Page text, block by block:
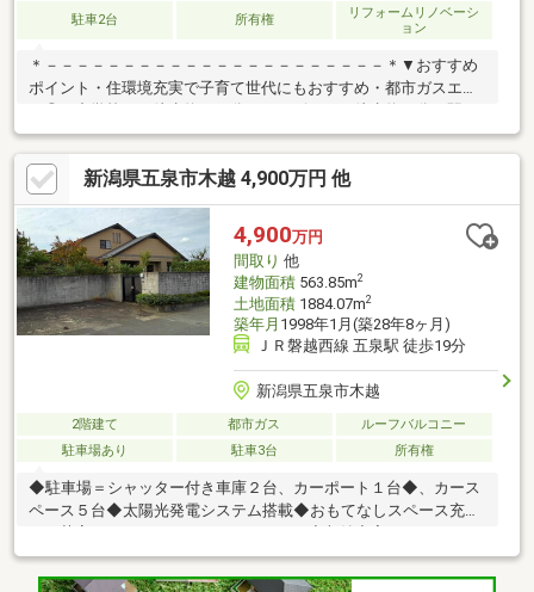
駐車2台 所有権
リフォームリノベーシ
ョン
＊－－－－－－－－－－－－－－－－－－－－－－＊▼おすすめ
ポイント・住環境充実で子育て世代にもおすすめ・都市ガスエリ
で徒歩約１８分！▼周辺環境・新潟市立新津第二小学校まで徒歩7
分（約５５０ｍ）・新潟市立新津第五中学校まで徒歩13分（約１
０００ｍ）・セブンイレブン新津東町まで徒歩9分（約６５０
ｍ）・リオンドール新津本町店まで徒歩18分（約１４００ｍ）＊
－－－－－－－－－－－－－－－－－－－－－＊▼本日ご見学可
能「今から見たい！」「お一人でも安心」お気軽にお問い合わせ♪
住宅ローンのご相談も随時お任せください！
新潟県五泉市木越 4,900万円 他
4,900万円
間取り 他
建物面積563.85m2
土地面積1884.07m2
築年月 1998年1月(築28年8ヶ月)
ＪＲ磐越西線 五泉駅 徒歩19分
新潟県五泉市木越
2階建て 都市ガス
ルーフバルコニー
駐車場あり
駐車3台 所有権
◆駐車場＝シャッター付き車庫２台、カーポート１台◆、カース
ペース５台◆太陽光発電システム搭載◆おもてなしスペース充実
ット５カ所、納戸２カ所、他物入）◆１Fリビングダイニング
床暖房あり